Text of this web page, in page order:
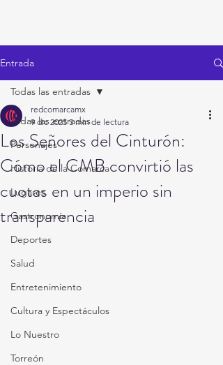
Entrada
Todas las entradas
Personajes
Historia de la Comarca
Lugares
Gastronomía
Deportes
Salud
Entretenimiento
Cultura y Espectáculos
Lo Nuestro
Torreón
Todas las entradas
Los Señores del Cinturón:
Cómo el CMB convirtió las
cuotas en un imperio sin
transparencia
redcomarcamx
9 dic 2025 5 min de lectura